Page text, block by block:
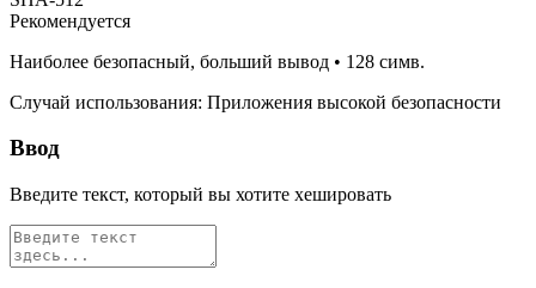
Рекомендуется
Наиболее безопасный, больший вывод • 128 симв.
Случай использования: Приложения высокой безопасности
Ввод
Введите текст, который вы хотите хешировать